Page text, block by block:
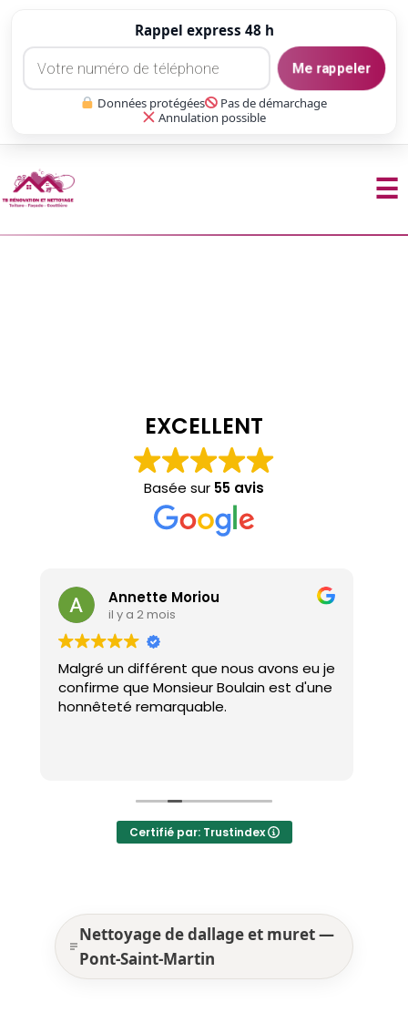
Rappel express 48 h
Me rappeler
Données protégées
Pas de démarchage
Annulation possible
☰
EXCELLENT
Basée sur 55 avis
Annette Moriou
il y a 2 mois
Malgré un différent que nous avons eu je
confirme que Monsieur Boulain est d'une
honnêteté remarquable.
Certifié par: Trustindex
Nettoyage de dallage et muret —
Pont-Saint-Martin